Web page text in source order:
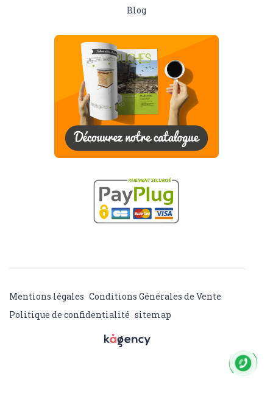
Blog
Mentions légales Conditions Générales de Vente
Politique de confidentialité sitemap